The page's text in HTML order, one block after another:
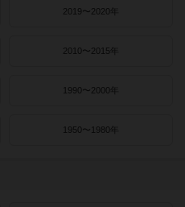
2019〜2020年
2010〜2015年
1990〜2000年
1950〜1980年